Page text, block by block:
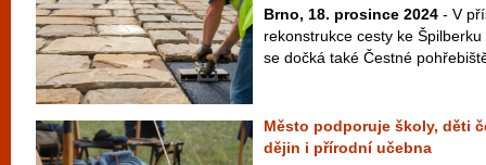
Brno, 18. prosince 2024 - V
rekonstrukce cesty ke
se dočká také Čestné
Město podporuje školy, děti
dějin i přírodní učebna